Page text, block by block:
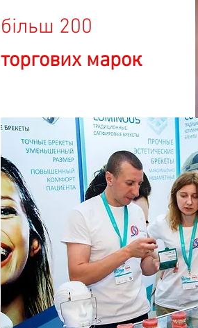
більш 200
торгових марок